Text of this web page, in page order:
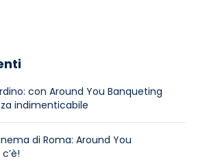
con Around You Banqueting
indimenticabile
di Roma: Around You